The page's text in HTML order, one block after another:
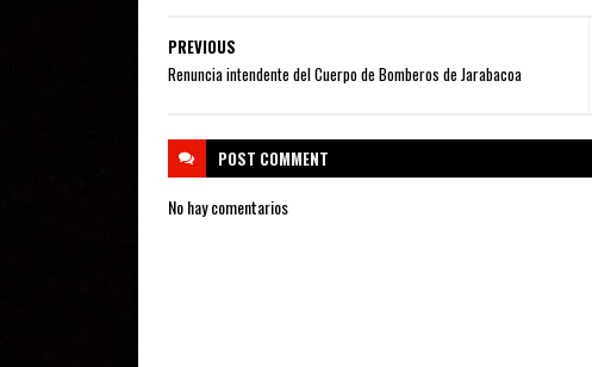
PREVIOUS
Renuncia intendente del Cuerpo de Bomberos de Jarabacoa
POST COMMENT
No hay comentarios